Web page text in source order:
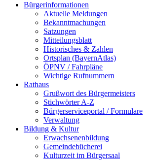
Bürgerinformationen
Aktuelle Meldungen
Bekanntmachungen
Satzungen
Mitteilungsblatt
Historisches & Zahlen
Ortsplan (BayernAtlas)
ÖPNV / Fahrpläne
Wichtige Rufnummern
Rathaus
Grußwort des Bürgermeisters
Stichwörter A-Z
Bürgerserviceportal / Formulare
Verwaltung
Bildung & Kultur
Erwachsenenbildung
Gemeindebücherei
Kulturzeit im Bürgersaal